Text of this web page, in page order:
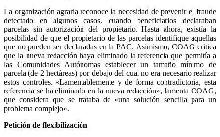
La organización agraria reconoce la necesidad de prevenir el fraude
detectado en algunos casos, cuando beneficiarios declaraban
parcelas sin autorización del propietario. Hasta ahora, existía la
posibilidad de que el propietario de las parcelas identifique aquellas
que no pueden ser declaradas en la PAC. Asimismo, COAG critica
que la nueva redacción haya eliminado la referencia que permitía a
las Comunidades Autónomas establecer un tamaño mínimo de
parcela (de 2 hectáreas) por debajo del cual no era necesario realizar
estos controles. «Lamentablemente y de forma contradictoria, esta
referencia se ha eliminado en la nueva redacción», lamenta COAG,
que considera que se trataba de «una solución sencilla para un
problema complejo».
Petición de flexibilización